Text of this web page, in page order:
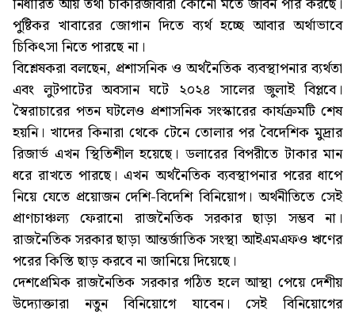
পুষ্টিকর খাবারের জোগান দিতে ব্যর্থ হচ্ছে আবার অর্থাভাবে
চিকিৎসা নিতে পারছে না।
বিশ্লেষকরা বলছেন, প্রশাসনিক ও অর্থনৈতিক ব্যবস্থাপনার ব্যর্থতা
এবং লুটপাটের অবসান ঘটে ২০২৪ সালের জুলাই বিপ্লবে।
স্বৈরাচারের পতন ঘটলেও প্রশাসনিক সংস্কারের কার্যক্রমটি শেষ
হয়নি। খাদের কিনারা থেকে টেনে তোলার পর বৈদেশিক মুদ্রার
রিজার্ভ এখন স্থিতিশীল হয়েছে। ডলারের বিপরীতে টাকার মান
ধরে রাখতে পারছে। এখন অর্থনৈতিক ব্যবস্থাপনার পরের ধাপে
নিয়ে যেতে প্রয়োজন দেশি-বিদেশি বিনিয়োগ। অর্থনীতিতে সেই
প্রাণচাঞ্চল্য ফেরানো রাজনৈতিক সরকার ছাড়া সম্ভব না।
রাজনৈতিক সরকার ছাড়া আন্তর্জাতিক সংস্থা আইএমএফও ঋণের
পরের কিস্তি ছাড় করবে না জানিয়ে দিয়েছে।
দেশপ্রেমিক রাজনৈতিক সরকার গঠিত হলে আস্থা পেয়ে দেশীয়
উদ্যোক্তারা নতুন বিনিয়োগে যাবেন। সেই বিনিয়োগের